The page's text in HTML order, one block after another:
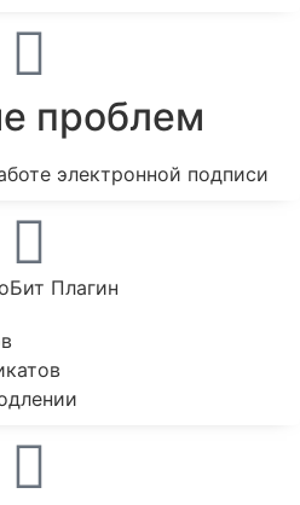
проблем
электронной подписи
Плагин